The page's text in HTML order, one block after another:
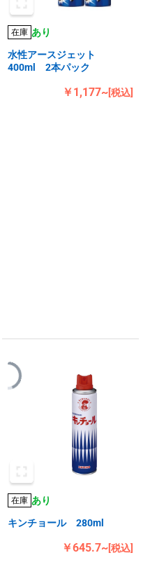
在庫 あり
水性アースジェット
400ml 2本パック
￥1,177~[税込]
在庫 あり
キンチョール 280ml
￥645.7~[税込]